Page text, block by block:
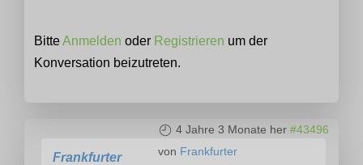
BitteAnmelden oder Registrieren um der
Konversation beizutreten.
4 Jahre 3 Monate her #43496
von Frankfurter
Frankfurter